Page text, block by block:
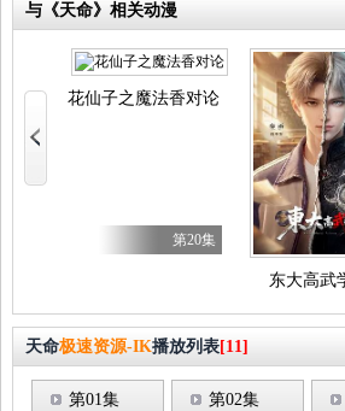
与《天命》相关动漫
花仙子之魔法香对论
第20集
东大高武
天命极速资源-IK播放列表[11]
第01集 第02集